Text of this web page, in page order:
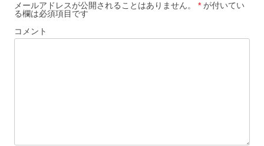
メールアドレスが公開されることはありません。 * が付いてい
る欄は必須項目です
コメント